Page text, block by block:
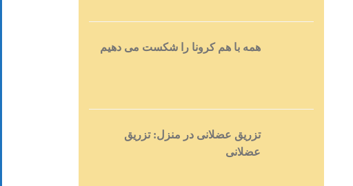
همه با هم کرونا را شکست می دهیم
تزریق عضلانی در منزل: تزریق
عضلانی